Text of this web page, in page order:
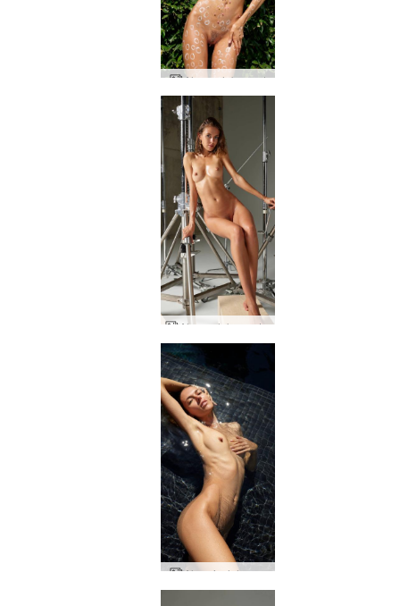
Alya çıplak sanat
Alya çıplak sanatçı
Alya siyah havuz